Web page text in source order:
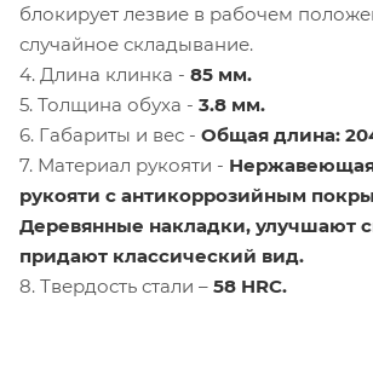
блокирует лезвие в рабочем
случайное складывание.
4. Длина клинка - 85 мм.
5. Толщина обуха - 3.8 мм.
6. Габариты и вес - Общая длина:
7. Материал рукояти - Нержавеющая
рукояти с антикоррозийным
Деревянные накладки, улучшают
придают классический вид.
8. Твердость стали – 58 HRC.